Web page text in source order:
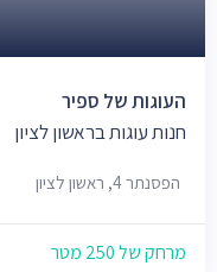
העוגות של ספיר
חנות עוגות בראשון לציון
הפסנתר 4, ראשון לציון
מרחק של 250 מטר